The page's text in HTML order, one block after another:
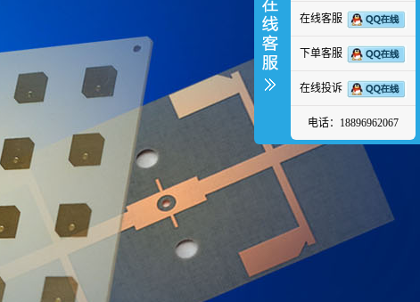
在线客服
下单客服
在线投诉
电话：18896962067